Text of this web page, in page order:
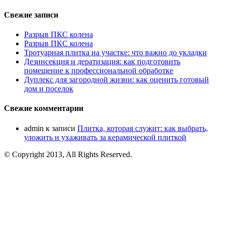
Свежие записи
Разрыв ПКС колена
Разрыв ПКС колена
Тротуарная плитка на участке: что важно до укладки
Дезинсекция и дератизация: как подготовить
помещение к профессиональной обработке
Дуплекс для загородной жизни: как оценить готовый
дом и поселок
Свежие комментарии
admin к записи Плитка, которая служит: как выбрать,
уложить и ухаживать за керамической плиткой
© Copyright 2013, All Rights Reserved.